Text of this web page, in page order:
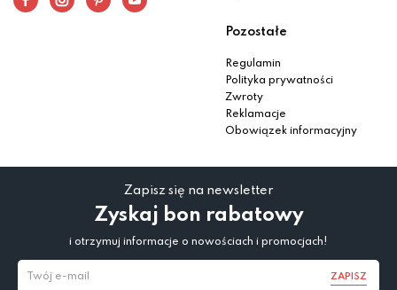
Pozostałe
Regulamin
Polityka prywatności
Zwroty
Reklamacje
Obowiązek informacyjny
Zapisz się na newsletter
Zyskaj bon rabatowy
i otrzymuj informacje o nowościach i promocjach!
ZAPISZ